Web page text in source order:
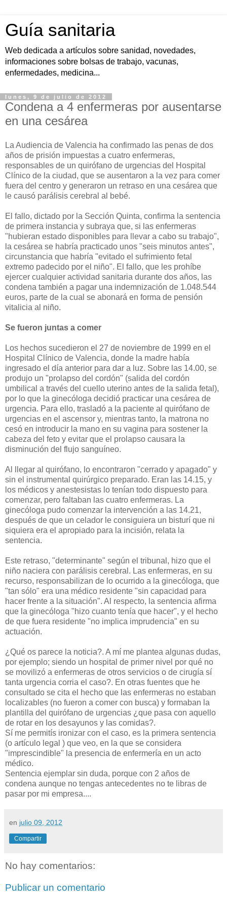
Guía sanitaria
Web dedicada a artículos sobre sanidad, novedades,
informaciones sobre bolsas de trabajo, vacunas,
enfermedades, medicina...
lunes, 9 de julio de 2012
Condena a 4 enfermeras por ausentarse
en una cesárea
La Audiencia de Valencia ha confirmado las penas de dos
años de prisión impuestas a cuatro enfermeras,
responsables de un quirófano de urgencias del Hospital
Clínico de la ciudad, que se ausentaron a la vez para comer
fuera del centro y generaron un retraso en una cesárea que
le causó parálisis cerebral al bebé.
El fallo, dictado por la Sección Quinta, confirma la sentencia
de primera instancia y subraya que, si las enfermeras
"hubieran estado disponibles para llevar a cabo su trabajo",
la cesárea se habría practicado unos "seis minutos antes",
circunstancia que habría "evitado el sufrimiento fetal
extremo padecido por el niño". El fallo, que les prohíbe
ejercer cualquier actividad sanitaria durante dos años, las
condena también a pagar una indemnización de 1.048.544
euros, parte de la cual se abonará en forma de pensión
vitalicia al niño.
Se fueron juntas a comer
Los hechos sucedieron el 27 de noviembre de 1999 en el
Hospital Clínico de Valencia, donde la madre había
ingresado el día anterior para dar a luz. Sobre las 14.00, se
produjo un "prolapso del cordón" (salida del cordón
umbilical a través del cuello uterino antes de la salida fetal),
por lo que la ginecóloga decidió practicar una cesárea de
urgencia. Para ello, trasladó a la paciente al quirófano de
urgencias en el ascensor y, mientras tanto, la matrona no
cesó en introducir la mano en su vagina para sostener la
cabeza del feto y evitar que el prolapso causara la
disminución del flujo sanguíneo.
Al llegar al quirófano, lo encontraron "cerrado y apagado" y
sin el instrumental quirúrgico preparado. Eran las 14.15, y
los médicos y anestesistas lo tenían todo dispuesto para
comenzar, pero faltaban las cuatro enfermeras. La
ginecóloga pudo comenzar la intervención a las 14.21,
después de que un celador le consiguiera un bisturí que ni
siquiera era el apropiado para la incisión, relata la
sentencia.
Este retraso, "determinante" según el tribunal, hizo que el
niño naciera con parálisis cerebral. Las enfermeras, en su
recurso, responsabilizan de lo ocurrido a la ginecóloga, que
"tan sólo" era una médico residente "sin capacidad para
hacer frente a la situación". Al respecto, la sentencia afirma
que la ginecóloga "hizo cuanto tenía que hacer", y el hecho
de que fuera residente "no implica imprudencia" en su
actuación.
¿Qué os parece la noticia?. A mí me plantea algunas dudas,
por ejemplo; siendo un hospital de primer nivel por qué no
se movilizó a enfermeras de otros servicios o de cirugía sí
tanta urgencia corria el caso?. En otras fuentes que he
consultado se cita el hecho que las enfermeras no estaban
localizables (no fueron a comer con busca) y formaban la
plantilla del quirófano de urgencias ¿que pasa con aquello
de rotar en los desayunos y las comidas?.
Sí me permitís ironizar con el caso, es la primera sentencia
(o artículo legal ) que veo, en la que se considera
"imprescindible" la presencia de enfermería en un acto
médico.
Sentencia ejemplar sin duda, porque con 2 años de
condena aunque no tengas antecedentes no te libras de
pasar por mi empresa....
en julio 09, 2012
Compartir
No hay comentarios:
Publicar un comentario